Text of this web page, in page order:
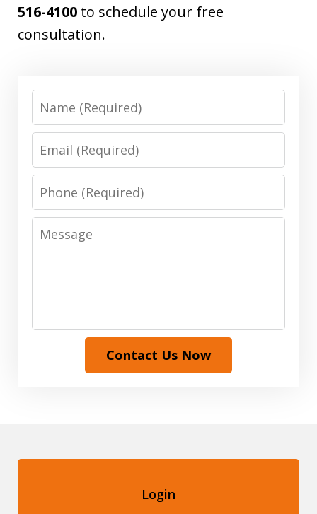
516-4100 to schedule your free
consultation.
Name
Email
Phone
Message
Contact Us Now
Login